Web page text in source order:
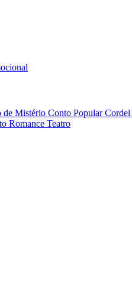
de Mistério Conto PopularCordel
Romance Teatro